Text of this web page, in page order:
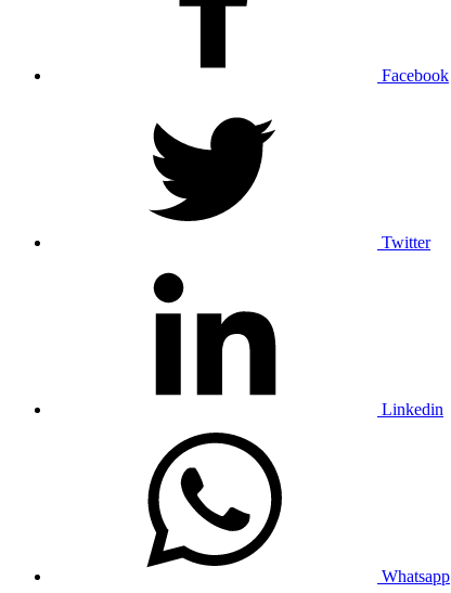
Facebook
Twitter
Linkedin
Whatsapp